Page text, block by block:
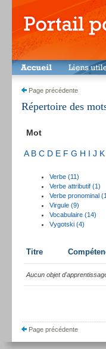
Page précédente
Répertoire des
Mot
A B C D E F G H I J K
Verbe (11)
Verbe attributif (1)
Verbe pronominal
Virgule (9)
Vocabulaire (14)
Vygotski (4)
Titre
Aucun objet
Page précédente